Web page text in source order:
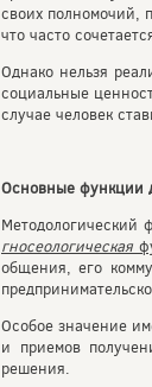
своих полномочий,
что часто
Однако нельзя
социальные
случае человек
Основные функции
гносеологическая
общения, его
Особое значение
и приемов
решения.